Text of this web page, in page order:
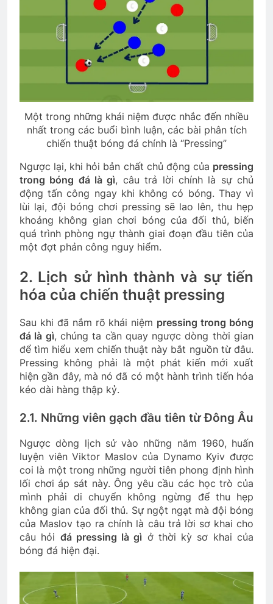
Một trong những khái niệm được nhắc đến nhiều
nhất trong các buổi bình luận, các bài phân tích
chiến thuật bóng đá chính là “Pressing”
Ngược lại, khi hỏi bản chất chủ động của pressing
trong bóng đá là gì, câu trả lời chính là sự chủ
động tấn công ngay khi không có bóng. Thay vì
lùi lại, đội bóng chơi pressing sẽ lao lên, thu hẹp
khoảng không gian chơi bóng của đối thủ, biến
quá trình phòng ngự thành giai đoạn đầu tiên của
một đợt phản công nguy hiểm.
2. Lịch sử hình thành và sự tiến
hóa của chiến thuật pressing
Sau khi đã nắm rõ khái niệm pressing trong bóng
đá là gì, chúng ta cần quay ngược dòng thời gian
để tìm hiểu xem chiến thuật này bắt nguồn từ đâu.
Pressing không phải là một phát kiến mới xuất
hiện gần đây, mà nó đã có một hành trình tiến hóa
kéo dài hàng thập kỷ.
2.1. Những viên gạch đầu tiên từ Đông Âu
Ngược dòng lịch sử vào những năm 1960, huấn
luyện viên Viktor Maslov của Dynamo Kyiv được
coi là một trong những người tiên phong định hình
lối chơi áp sát này. Ông yêu cầu các học trò của
mình phải di chuyển không ngừng để thu hẹp
không gian của đối thủ. Sự ngột ngạt mà đội bóng
của Maslov tạo ra chính là câu trả lời sơ khai cho
câu hỏi đá pressing là gì ở thời kỳ sơ khai của
bóng đá hiện đại.